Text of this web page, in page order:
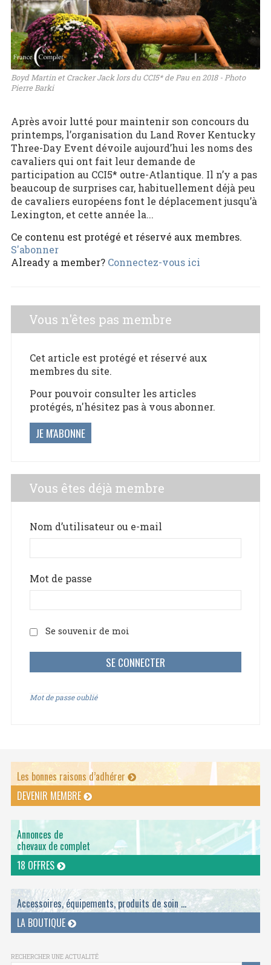
Boyd Martin et Cracker Jack lors du CCI5* de Pau en 2018 - Photo
Pierre Barki
Après avoir lutté pour maintenir son concours du
printemps, l’organisation du Land Rover Kentucky
Three-Day Event dévoile aujourd’hui les noms des
cavaliers qui ont fait leur demande de
participation au CCI5* outre-Atlantique. Il n’y a pas
beaucoup de surprises car, habituellement déjà peu
de cavaliers européens font le déplacement jusqu’à
Lexington, et cette année la...
Ce contenu est protégé et réservé aux membres.
S'abonner
Already a member? Connectez-vous ici
Vous n'êtes pas membre
Cet article est protégé et réservé aux
membres du site.
Pour pouvoir consulter les articles
protégés, n'hésitez pas à vous abonner.
JE M'ABONNE
Vous êtes déjà membre
Nom d’utilisateur ou e-mail
Mot de passe
Se souvenir de moi
Mot de passe oublié
Les bonnes raisons d’adhérer
DEVENIR MEMBRE
Annonces de
chevaux de complet
18 OFFRES
Accessoires, équipements, produits de soin ...
LA BOUTIQUE
RECHERCHER UNE ACTUALITÉ